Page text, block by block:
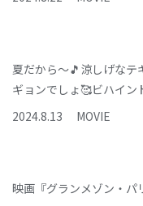
夏だから～🎵涼しげなテ
ギョンでしょ🥰ビハイン
2024.8.13 MOVIE
映画『グランメゾン・パ